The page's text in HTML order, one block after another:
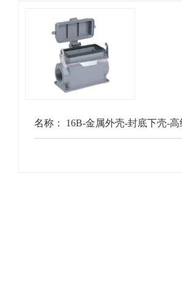
名称： 16B-金属外壳-封底下壳-